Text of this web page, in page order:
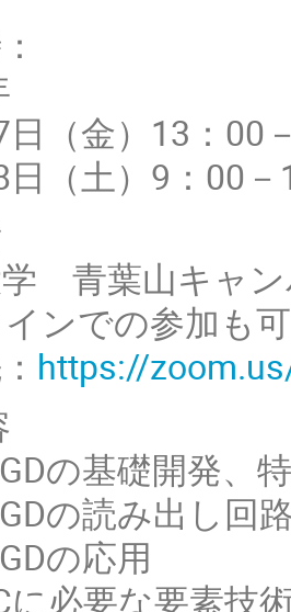
日（金）13：00
日（土）9：00
学 青葉山キャ
ンでの参加も
https://
の基礎開発、
の読み出し回
の応用
に必要な要素技